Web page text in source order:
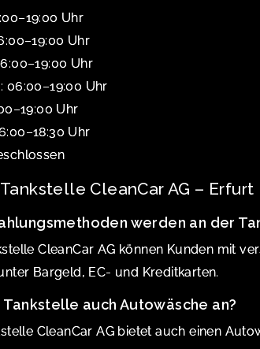
Uhr
Uhr
Uhr
06:00–19:00 Uhr
Uhr
Uhr
Tankstelle CleanCar AG – Erfurt
werden an der
CleanCar AG können Kunden mit
Bargeld, EC- und Kreditkarten.
auch Autowäsche an?
CleanCar AG bietet auch einen